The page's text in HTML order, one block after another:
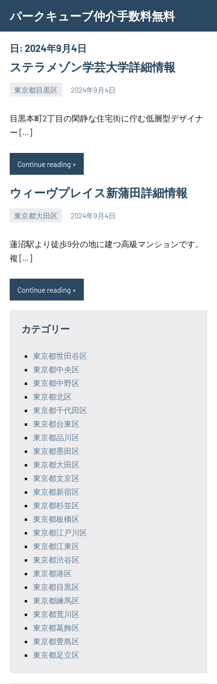
content
パークキューブ仲介手数料無料
日: 2024年9月4日
ステラメゾン学芸大学詳細情報
東京都目黒区 2024年9月4日
SEZIMO
目黒本町2丁目の閑静な住宅街に佇む低層型デザイナ
ー […]
Continue reading
ウィーヴプレイス新蒲田詳細情報
東京都大田区 2024年9月4日
SEZIMO
蓮沼駅より徒歩9分の地に建つ高級マンションです。
複 […]
Continue reading
カテゴリー
東京都世田谷区
東京都中央区
東京都中野区
東京都北区
東京都千代田区
東京都台東区
東京都品川区
東京都墨田区
東京都大田区
東京都文京区
東京都新宿区
東京都杉並区
東京都板橋区
東京都江戸川区
東京都江東区
東京都渋谷区
東京都港区
東京都目黒区
東京都練馬区
東京都荒川区
東京都葛飾区
東京都豊島区
東京都足立区